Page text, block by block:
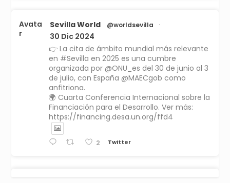
Avata
r
Sevilla World @worldsevilla ·
30 Dic 2024
👉 La cita de ámbito mundial más relevante
en #Sevilla en 2025 es una cumbre
organizada por @ONU_es del 30 de junio al 3
de julio, con España @MAECgob como
anfitriona.
🌍 Cuarta Conferencia Internacional sobre la
Financiación para el Desarrollo. Ver más:
https://financing.desa.un.org/ffd4
2 Twitter